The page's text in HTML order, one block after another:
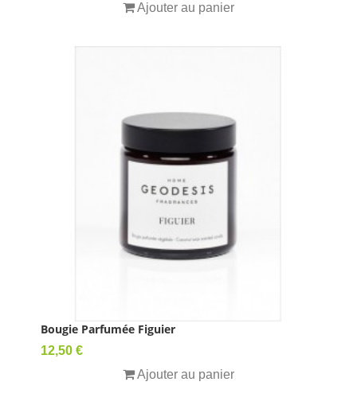
Ajouter au panier
Bougie Parfumée Figuier
Prix
12,50 €
Ajouter au panier